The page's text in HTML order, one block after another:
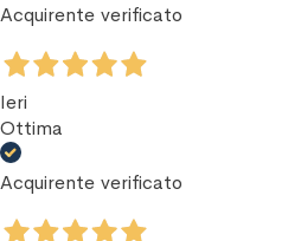
Acquirente verificato
Ieri
Ottima
Acquirente verificato